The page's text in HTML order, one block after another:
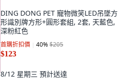
DING DONG PET 寵物微笑LED吊墜方
形識別牌方形+圓形套組, 2套, 天藍色,
深粉紅色
首購折扣價 40%$205
$123
8/12 星期三 預計送達